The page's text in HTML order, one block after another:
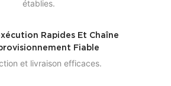
établies.
Rapides Et Chaîne
Fiable
et livraison efficaces.